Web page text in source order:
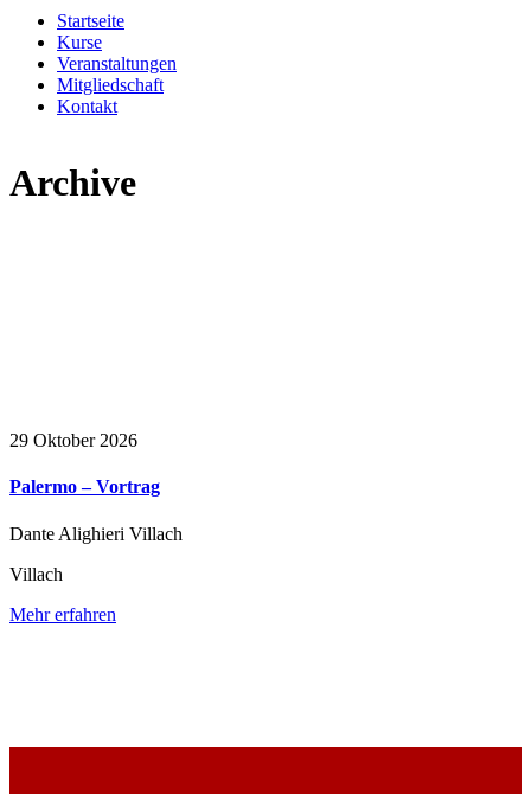
Startseite
Kurse
Veranstaltungen
Mitgliedschaft
Kontakt
Archive
29 Oktober 2026
Palermo – Vortrag
Dante Alighieri Villach
Villach
Mehr erfahren